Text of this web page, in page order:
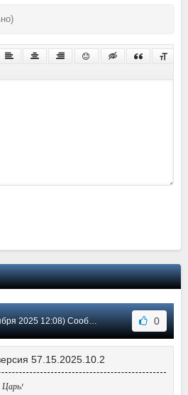
2025 12:08) Сообщение #46 0
57.15.2025.10.2
Царь!